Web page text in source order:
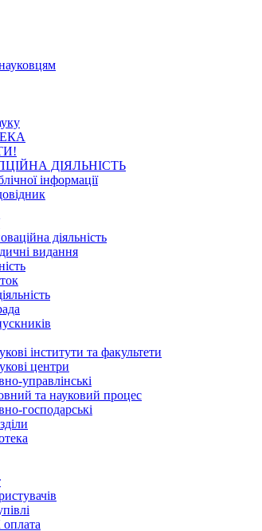
ДІЯЛЬНІСТЬ
інформації
діяльність
видання
інститути та факультети
центри
управлінські
та науковий процес
господарські